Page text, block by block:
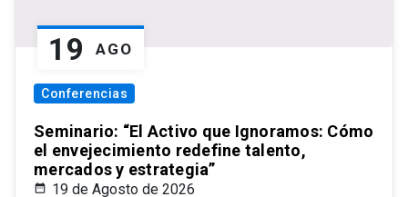
19 AGO
Conferencias
Seminario: “El Activo que Ignoramos: Cómo
el envejecimiento redefine talento,
mercados y estrategia”
19 de Agosto de 2026